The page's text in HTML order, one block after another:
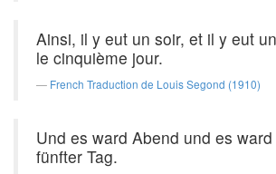
Ainsi, il y eut un soir, et il y eut
le cinquième jour.
French Traduction de Louis Segond (1910)
Und es ward Abend und es
fünfter Tag.